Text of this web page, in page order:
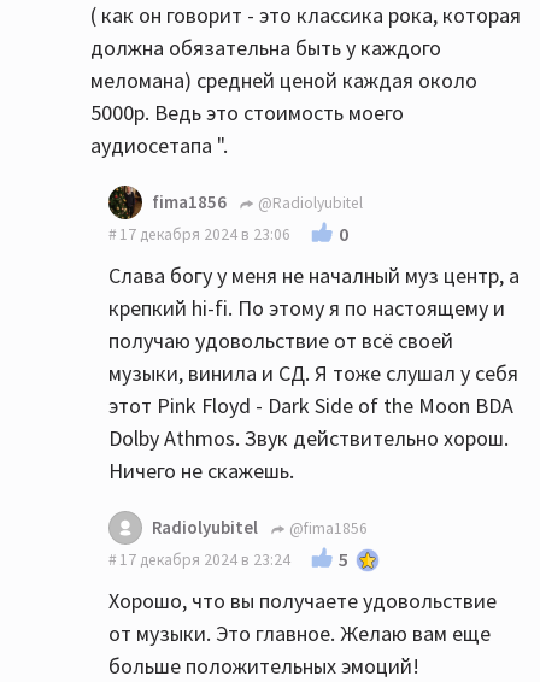
( как он говорит - это классика рока, которая
должна обязательна быть у каждого
меломана) средней ценой каждая около
5000р. Ведь это стоимость моего
аудиосетапа ".
fima1856
@Radiolyubitel
17 декабря 2024 в 23:06
0
Слава богу у меня не началный муз центр, а
крепкий hi-fi. По этому я по настоящему и
получаю удовольствие от всё своей
музыки, винила и СД. Я тоже слушал у себя
этот Pink Floyd - Dark Side of the Moon BDA
Dolby Athmos. Звук действительно хорош.
Ничего не скажешь.
Radiolyubitel
@fima1856
17 декабря 2024 в 23:24
5
Хорошо, что вы получаете удовольствие
от музыки. Это главное. Желаю вам еще
больше положительных эмоций!